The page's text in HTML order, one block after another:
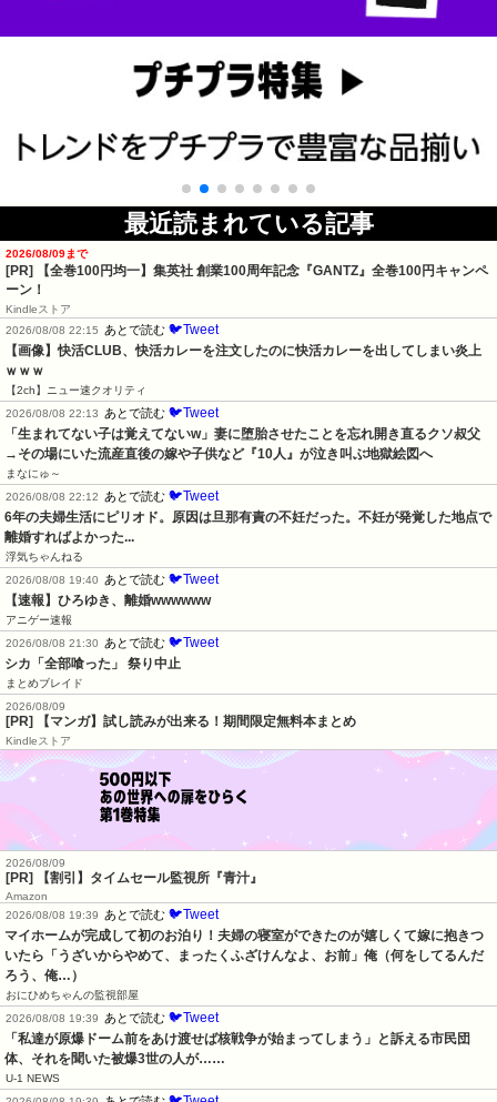
最近読まれている記事
2026/08/09まで
[PR]
【全巻100円均一】集英社 創業100周年記念『GANTZ』全巻100円キャンペ
ーン！
Kindleストア
2026/08/08 22:15
あとで読む 🐦Tweet
【画像】快活CLUB、快活カレーを注文したのに快活カレーを出してしまい炎上
ｗｗｗ
【2ch】ニュー速クオリティ
2026/08/08 22:13
あとで読む 🐦Tweet
「生まれてない子は覚えてないw」妻に堕胎させたことを忘れ開き直るクソ叔父
→その場にいた流産直後の嫁や子供など『10人』が泣き叫ぶ地獄絵図へ
まなにゅ～
2026/08/08 22:12
あとで読む 🐦Tweet
6年の夫婦生活にピリオド。原因は旦那有責の不妊だった。不妊が発覚した地点で
離婚すればよかった...
浮気ちゃんねる
2026/08/08 19:40
あとで読む 🐦Tweet
【速報】ひろゆき、離婚wwwwww
アニゲー速報
2026/08/08 21:30
あとで読む 🐦Tweet
シカ「全部喰った」 祭り中止
まとめブレイド
2026/08/09
[PR] 【マンガ】試し読みが出来る！期間限定無料本まとめ
Kindleストア
2026/08/09
[PR] 【割引】タイムセール監視所『青汁』
Amazon
2026/08/08 19:39
あとで読む 🐦Tweet
マイホームが完成して初のお泊り！夫婦の寝室ができたのが嬉しくて嫁に抱きつ
いたら「うざいからやめて、まったくふざけんなよ、お前」俺（何をしてるんだ
ろう、俺…）
おにひめちゃんの監視部屋
2026/08/08 19:39
あとで読む 🐦Tweet
「私達が原爆ドーム前をあけ渡せば核戦争が始まってしまう」と訴える市民団
体、それを聞いた被爆3世の人が……
U-1 NEWS